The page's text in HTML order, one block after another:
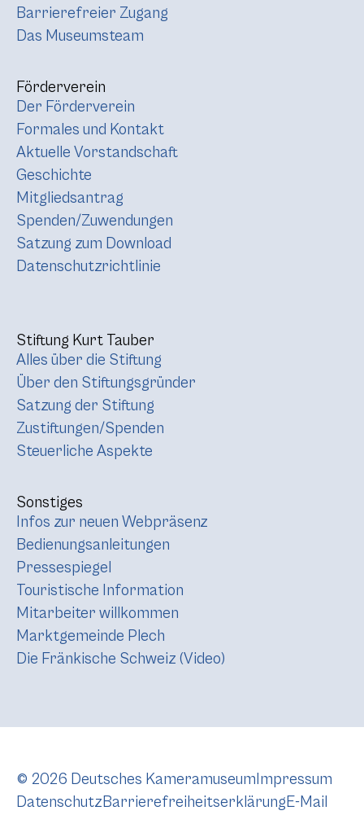
Barrierefreier Zugang
Das Museumsteam
Förderverein
Der Förderverein
Formales und Kontakt
Aktuelle Vorstandschaft
Geschichte
Mitgliedsantrag
Spenden/Zuwendungen
Satzung zum Download
Datenschutzrichtlinie
Stiftung Kurt Tauber
Alles über die Stiftung
Über den Stiftungsgründer
Satzung der Stiftung
Zustiftungen/Spenden
Steuerliche Aspekte
Sonstiges
Infos zur neuen Webpräsenz
Bedienungsanleitungen
Pressespiegel
Touristische Information
Mitarbeiter willkommen
Marktgemeinde Plech
Die Fränkische Schweiz (Video)
© 2026 Deutsches Kameramuseum Impressum
DatenschutzBarrierefreiheitserklärungE-Mail